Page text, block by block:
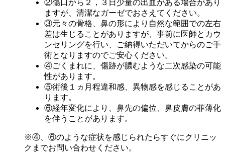
②傷口から２，３日少量の出血がある場合があり
ますが、清潔なガーゼでおさえてください。
③元々の骨格、鼻の形により自然な範囲での左右
差は生じることがありますが、事前に医師とカウ
ンセリングを行い、ご納得いただいてからのご手
術となりますのでご安心ください。
④ごくまれに、傷跡が膿むような二次感染の可能
性があります。
⑤術後１ヵ月程違和感、異物感を感じることがあ
ります。
⑥経年変化により、鼻先の偏位、鼻皮膚の菲薄化
を伴うことがあります。
※④、⑥のような症状を感じられたらすぐにクリニッ
クまでお問い合わせください。